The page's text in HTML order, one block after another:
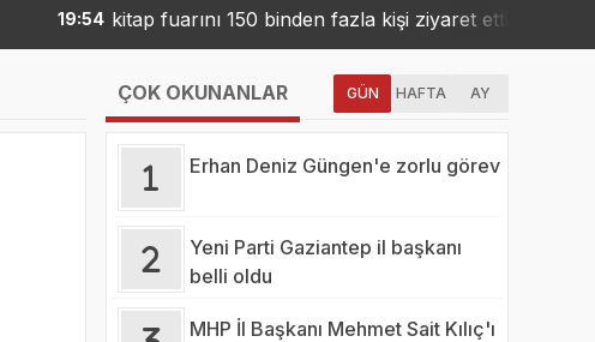
19:54 kitap fuarını 150 binden fazla kişi ziyaret etti 19:42
ÇOK OKUNANLAR GÜN HAFTA AY
Erhan Deniz Güngen'e zorlu görev
Yeni Parti Gaziantep il başkanı
belli oldu
MHP İl Başkanı Mehmet Sait Kılıç'ı